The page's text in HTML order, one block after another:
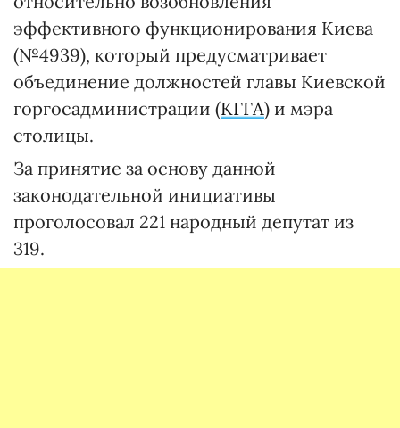
эффективного функционирования Киева
(№4939), который предусматривает
объединение должностей главы Киевской
горгосадминистрации (КГГА) и мэра
столицы.
За принятие за основу данной
законодательной инициативы
проголосовал 221 народный депутат из
319.